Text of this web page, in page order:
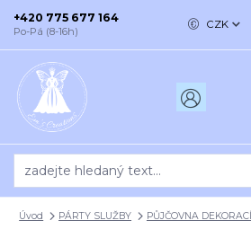
CZK
+420 775 677 164
Po-Pá (8-16h)
Úvod PÁRTY SLUŽBY PŮJČOVNA DEKORACÍ